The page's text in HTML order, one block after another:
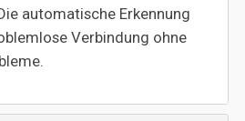
automatische Erkennung
Verbindung ohne